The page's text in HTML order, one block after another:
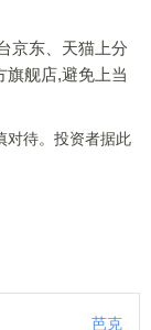
东、天猫上分
旗舰店,避免上当
待。投资者据此
芭克